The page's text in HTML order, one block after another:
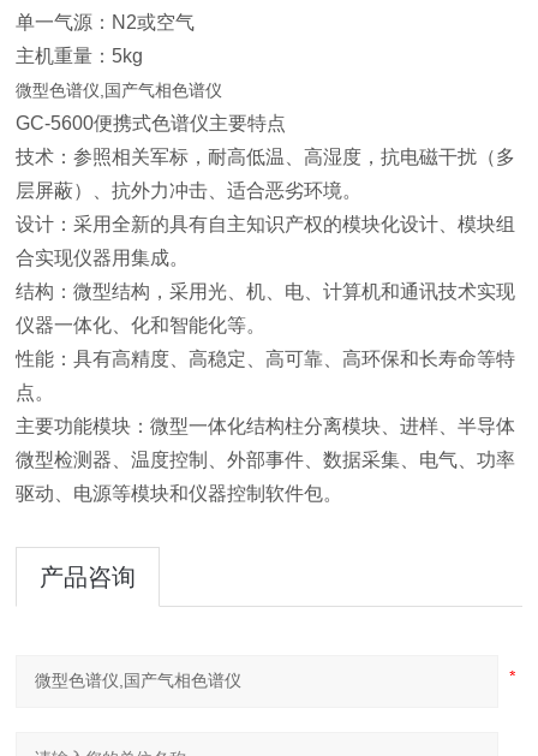
单一气源：N2或空气
主机重量：5kg
微型色谱仪,国产气相色谱仪
GC-5600便携式色谱仪主要特点
技术：参照相关军标，耐高低温、高湿度，抗电磁干扰（多
层屏蔽）、抗外力冲击、适合恶劣环境。
设计：采用全新的具有自主知识产权的模块化设计、模块组
合实现仪器用集成。
结构：微型结构，采用光、机、电、计算机和通讯技术实现
仪器一体化、化和智能化等。
性能：具有高精度、高稳定、高可靠、高环保和长寿命等特
点。
主要功能模块：微型一体化结构柱分离模块、进样、半导体
微型检测器、温度控制、外部事件、数据采集、电气、功率
驱动、电源等模块和仪器控制软件包。
产品咨询